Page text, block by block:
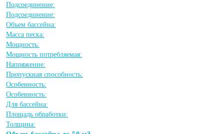
Подсоединение:
Подсоединение:
Объем бассейна:
Масса песка:
Мощность:
Мощность потребляемая:
Напряжение:
Пропускная способность:
Особенность:
Особенность:
Для бассейна:
Площадь обработки:
Толщина: